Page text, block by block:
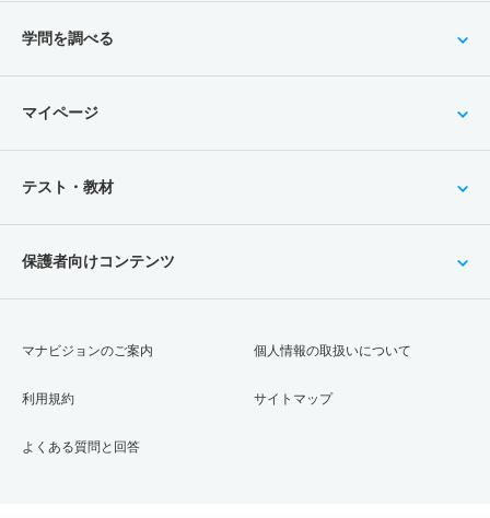
学問を調べる
マイページ
テスト・教材
保護者向けコンテンツ
マナビジョンのご案内
利用規約
よくある質問と回答
個人情報の取扱いについて
サイトマップ